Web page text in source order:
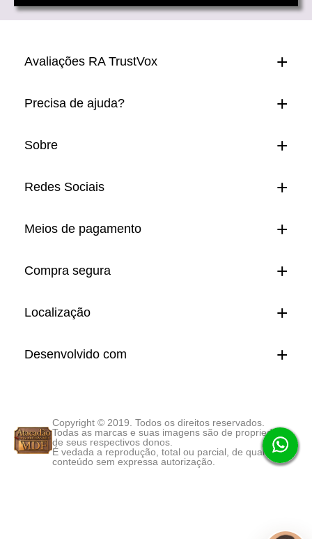
Avaliações RA TrustVox
Precisa de ajuda?
Sobre
Redes Sociais
Meios de pagamento
Compra segura
Localização
Desenvolvido com
Copyright © 2019. Todos os direitos reservados.
Todas as marcas e suas imagens são de propriedade
de seus respectivos donos.
É vedada a reprodução, total ou parcial, de qualquer
conteúdo sem expressa autorização.